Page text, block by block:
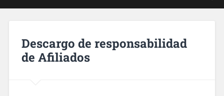
Descargo de responsabilidad
de Afiliados